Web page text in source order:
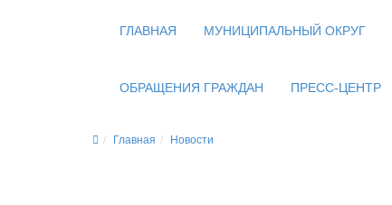
ГЛАВНАЯ МУНИЦИПАЛЬНЫЙ ОКРУГ
ОБРАЩЕНИЯ ГРАЖДАН ПРЕСС-ЦЕНТР
Главная Новости